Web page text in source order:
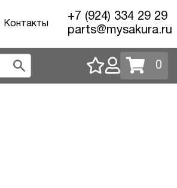
Контакты
+7 (924) 334 29 29
parts@mysakura.ru
0